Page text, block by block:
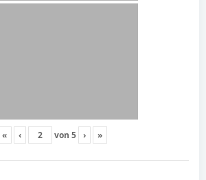
« ‹ von 5 › »